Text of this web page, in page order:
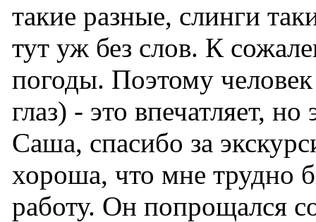
такие разные, слинги
тут уж без слов. К
погоды. Поэтому
глаз) - это впечатляет,
Саша, спасибо за
хороша, что мне трудно
работу. Он попрощался